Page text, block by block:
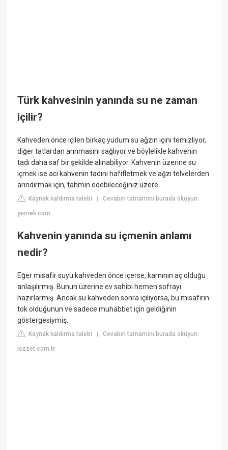
Türk kahvesinin yanında su ne zaman
içilir?
Kahveden önce içilen birkaç yudum su ağzın içini temizliyor,
diğer tatlardan arınmasını sağlıyor ve böylelikle kahvenin
tadı daha saf bir şekilde alınabiliyor. Kahvenin üzerine su
içmek ise acı kahvenin tadını hafifletmek ve ağzı telvelerden
arındırmak için, tahmin edebileceğiniz üzere.
Kaynak kaldırma talebi |Cevabın tamamını burada okuyun:
yemek.com
Kahvenin yanında su içmenin anlamı
nedir?
Eğer misafir suyu kahveden önce içerse, karnının aç olduğu
anlaşılırmış. Bunun üzerine ev sahibi hemen sofrayı
hazırlarmış. Ancak su kahveden sonra içiliyorsa, bu misafirin
tok olduğunun ve sadece muhabbet için geldiğinin
göstergesiymiş.
Kaynak kaldırma talebi |Cevabın tamamını burada okuyun:
lezzet.com.tr